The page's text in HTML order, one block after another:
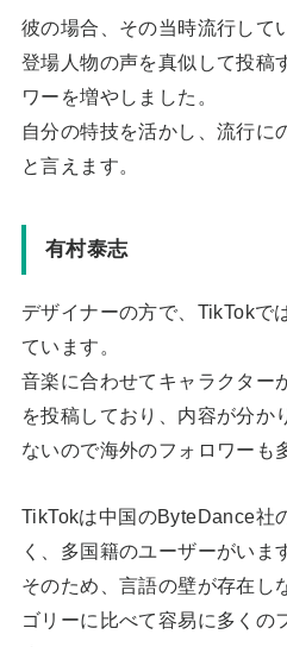
彼の場合、その当時流行して
登場人物の声を真似して投稿
ワーを増やしました。
自分の特技を活かし、流行に
と言えます。
有村泰志
デザイナーの方で、TikTokで
ています。
音楽に合わせてキャラクター
を投稿しており、内容が分か
ないので海外のフォロワーも
TikTokは中国のByteDance社
く、多国籍のユーザーがいま
そのため、言語の壁が存在し
ゴリーに比べて容易に多くの